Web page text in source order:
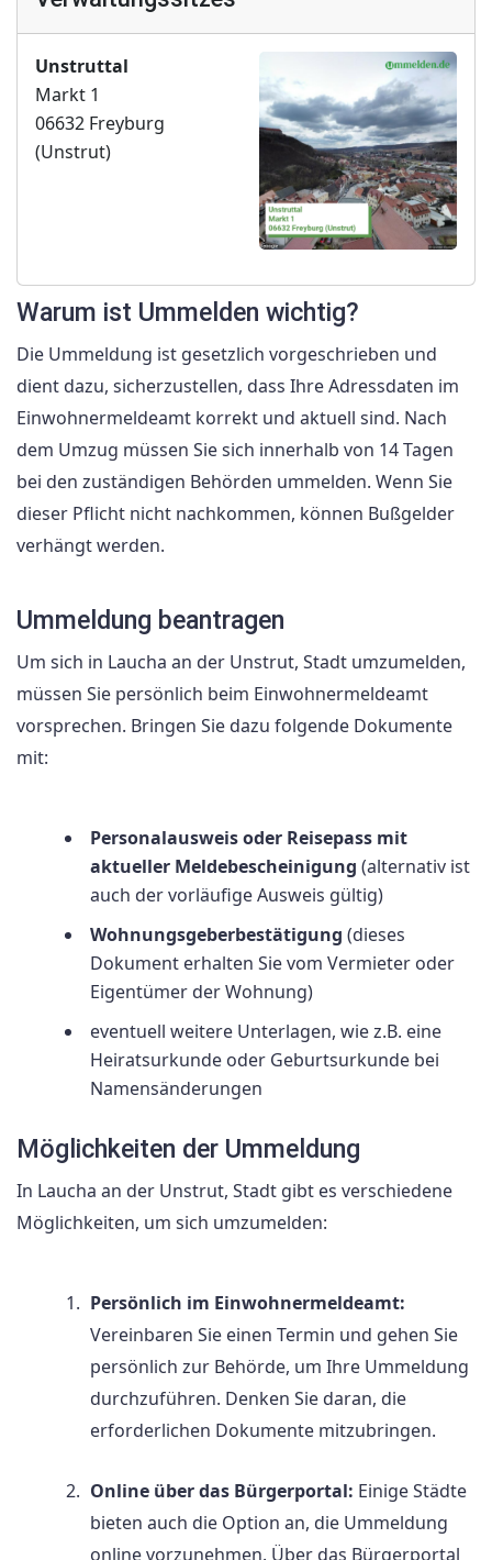
Unstruttal
Markt 1
06632 Freyburg
(Unstrut)
Warum ist Ummelden wichtig?
Die Ummeldung ist gesetzlich vorgeschrieben und
dient dazu, sicherzustellen, dass Ihre Adressdaten im
Einwohnermeldeamt korrekt und aktuell sind. Nach
dem Umzug müssen Sie sich innerhalb von 14 Tagen
bei den zuständigen Behörden ummelden. Wenn Sie
dieser Pflicht nicht nachkommen, können Bußgelder
verhängt werden.
Ummeldung beantragen
Um sich in Laucha an der Unstrut, Stadt umzumelden,
müssen Sie persönlich beim Einwohnermeldeamt
vorsprechen. Bringen Sie dazu folgende Dokumente
mit:
Personalausweis oder Reisepass mit
aktueller Meldebescheinigung (alternativ ist
auch der vorläufige Ausweis gültig)
Wohnungsgeberbestätigung (dieses
Dokument erhalten Sie vom Vermieter oder
Eigentümer der Wohnung)
eventuell weitere Unterlagen, wie z.B. eine
Heiratsurkunde oder Geburtsurkunde bei
Namensänderungen
Möglichkeiten der Ummeldung
In Laucha an der Unstrut, Stadt gibt es verschiedene
Möglichkeiten, um sich umzumelden:
Persönlich im Einwohnermeldeamt:
Vereinbaren Sie einen Termin und gehen Sie
persönlich zur Behörde, um Ihre Ummeldung
durchzuführen. Denken Sie daran, die
erforderlichen Dokumente mitzubringen.
Online über das Bürgerportal: Einige Städte
bieten auch die Option an, die Ummeldung
online vorzunehmen. Über das Bürgerportal